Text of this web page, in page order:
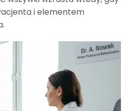
i elementem